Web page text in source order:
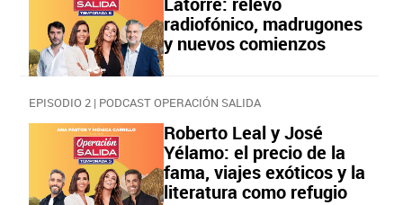
radiofónico, madrugones
y nuevos comienzos
EPISODIO 2 | PODCAST OPERACIÓN SALIDA
Roberto Leal y José
Yélamo: el precio de la
fama, viajes exóticos y la
literatura como refugio